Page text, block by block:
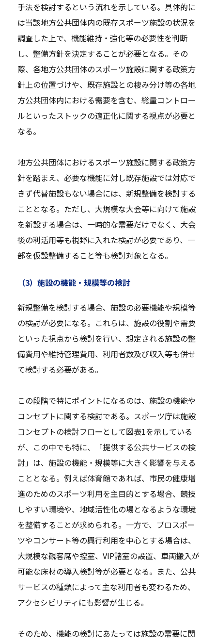
手法を検討するという流れを示している。具体的に
は当該地方公共団体内の既存スポーツ施設の状況を
調査した上で、機能維持・強化等の必要性を判断
し、整備方針を決定することが必要となる。その
際、各地方公共団体のスポーツ施設に関する政策方
針上の位置づけや、既存施設との棲み分け等の各地
方公共団体内における需要を含む、総量コントロー
ルといったストックの適正化に関する視点が必要と
なる。
地方公共団体におけるスポーツ施設に関する政策方
針を踏まえ、必要な機能に対し既存施設では対応で
きず代替施設もない場合には、新規整備を検討する
こととなる。ただし、大規模な大会等に向けて施設
を新設する場合は、一時的な需要だけでなく、大会
後の利活用等も視野に入れた検討が必要であり、一
部を仮設整備すること等も検討対象となる。
（3）施設の機能・規模等の検討
新規整備を検討する場合、施設の必要機能や規模等
の検討が必要になる。これらは、施設の役割や需要
といった視点から検討を行い、想定される施設の整
備費用や維持管理費用、利用者数及び収入等も併せ
て検討する必要がある。
この段階で特にポイントになるのは、施設の機能や
コンセプトに関する検討である。スポーツ庁は施設
コンセプトの検討フローとして図表1を示している
が、この中でも特に、「提供する公共サービスの検
討」は、施設の機能・規模等に大きく影響を与える
こととなる。例えば体育館であれば、市民の健康増
進のためのスポーツ利用を主目的とする場合、競技
しやすい環境や、地域活性化の場となるような環境
を整備することが求められる。一方で、プロスポー
ツやコンサート等の興行利用を中心とする場合は、
大規模な観客席や控室、VIP諸室の設置、車両搬入が
可能な床材の導入検討等が必要となる。また、公共
サービスの種類によって主な利用者も変わるため、
アクセシビリティにも影響が生じる。
そのため、機能の検討にあたっては施設の需要に関